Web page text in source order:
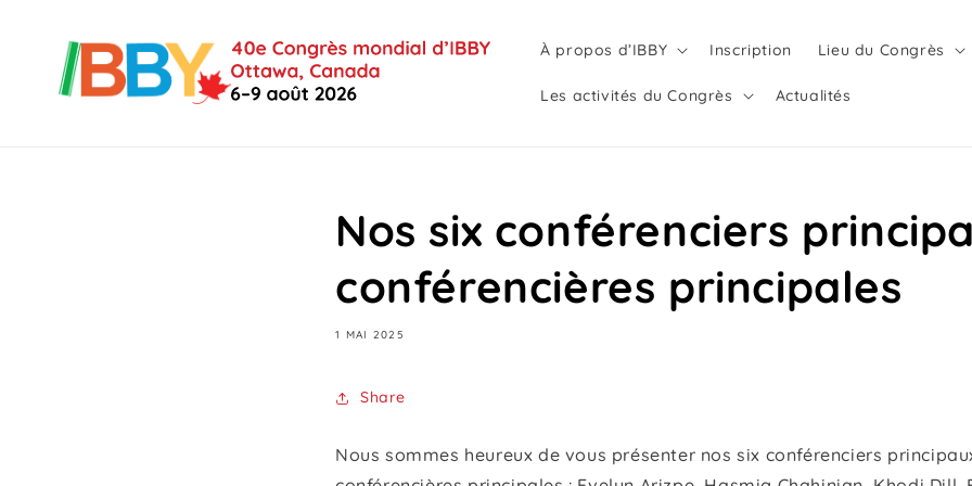
contenu
À propos d’IBBY Inscription Lieu du Congrès
Les activités du Congrès Actualités
Nos six conférenciers
conférencières principales
1 MAI 2025
Share
Nous sommes heureux de vous présenter nos six conférenciers